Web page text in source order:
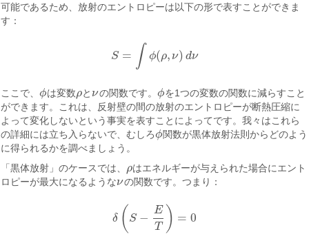
可能であるため、放射のエントロピーは以下の形で表すことができま
す：
S = ∫ ϕ(ρ, ν) dν
S =∫ ϕ(ρ, ν)dν
ここで、ϕ
ϕ は変数ρ
ρと ν
ν の関数です。 ϕ
ϕ を1つの変数の関数に減らすこと
ができます。これは、反射壁の間の放射のエントロピーが断熱圧縮に
よって変化しないという事実を表すことによってです。我々はこれら
の詳細には立ち入らないで、むしろϕ
ϕ 関数が黒体放射法則からどのよう
に得られるかを調べましょう。
「黒体放射」のケースでは、 ρ
ρはエネルギーが与えられた場合にエント
ロピーが最大になるようなν
ν の関数です。つまり：
δ ( S −
E
T
) = 0
δ( S− ET = 0